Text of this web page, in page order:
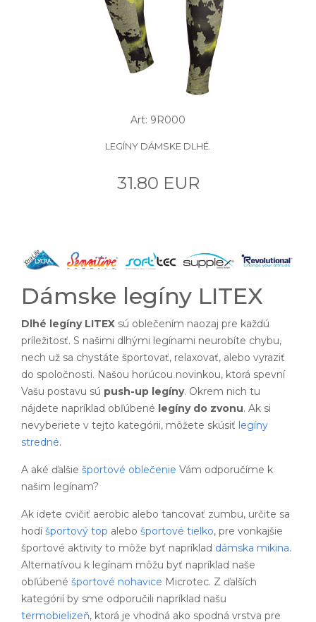
Art: 9R000
LEGÍNY DÁMSKE DLHÉ.
31.80 EUR
Dámske legíny LITEX
Dlhé legíny LITEX sú oblečením naozaj pre každú
príležitosť. S našimi dlhými legínami neurobíte chybu,
nech už sa chystáte športovať, relaxovať, alebo vyraziť
do spoločnosti. Našou horúcou novinkou, ktorá spevní
Vašu postavu sú push-up legíny. Okrem nich tu
nájdete napríklad obľúbené legíny do zvonu. Ak si
nevyberiete v tejto kategórii, môžete skúsiť legíny
stredné.
A aké ďalšie športové oblečenie Vám odporučíme k
našim legínam?
Ak idete cvičiť aerobic alebo tancovať zumbu, určite sa
hodíšportový top alebo športové tielko, pre vonkajšie
športové aktivity to môže byť napríklad dámska mikina.
Alternatívou k legínam môžu byť napríklad naše
obľúbené športové nohavice Microtec. Z ďalších
kategórií by sme odporučili napríklad našu
termobielizeň, ktorá je vhodná ako spodná vrstva pre